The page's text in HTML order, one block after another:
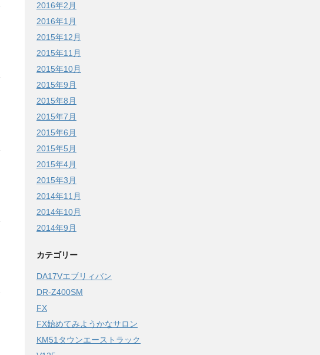
2016年2月
2016年1月
2015年12月
2015年11月
2015年10月
2015年9月
2015年8月
2015年7月
2015年6月
2015年5月
2015年4月
2015年3月
2014年11月
2014年10月
2014年9月
カテゴリー
DA17Vエブリィバン
DR-Z400SM
FX
FX始めてみようかなサロン
KM51タウンエーストラック